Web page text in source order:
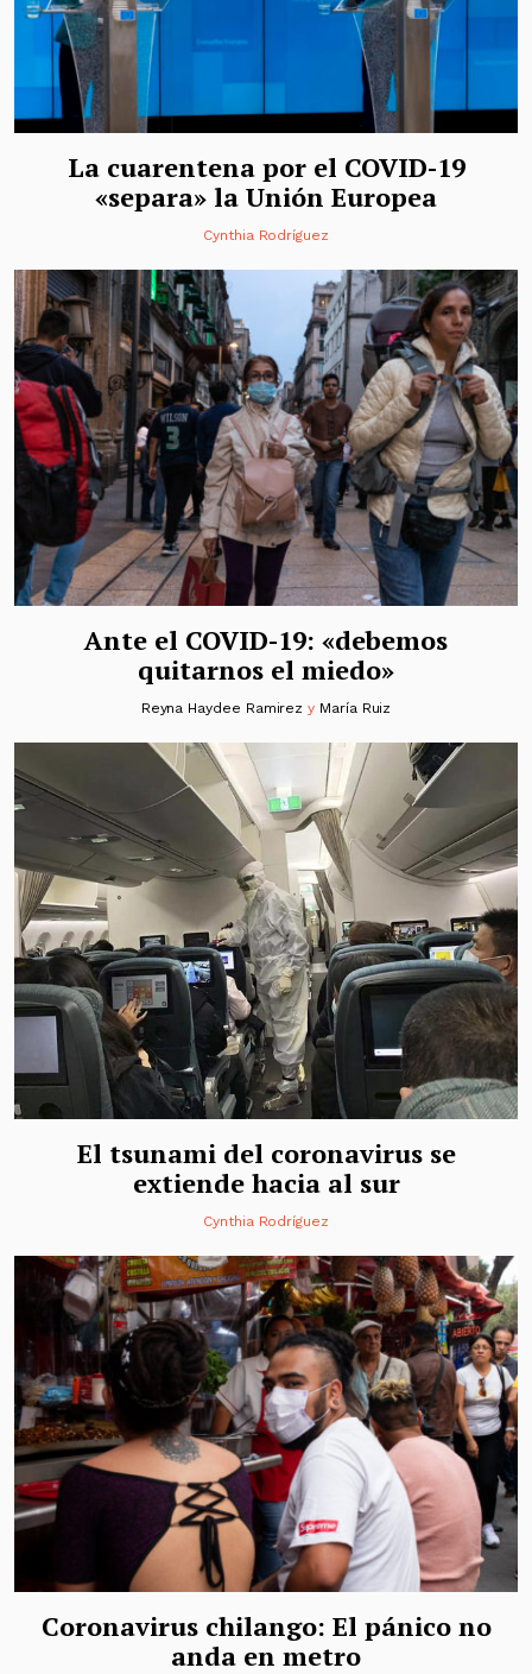
La cuarentena por el COVID-19
«separa» la Unión Europea
Cynthia Rodríguez
Ante el COVID-19: «debemos
quitarnos el miedo»
Reyna Haydee Ramirez y María Ruiz
El tsunami del coronavirus se
extiende hacia al sur
Cynthia Rodríguez
Coronavirus chilango: El pánico no
anda en metro